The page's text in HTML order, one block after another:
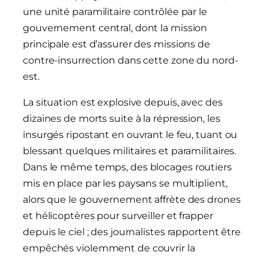
une unité paramilitaire contrôlée par le
gouvernement central, dont la mission
principale est d’assurer des missions de
contre-insurrection dans cette zone du nord-
est.
La situation est explosive depuis, avec des
dizaines de morts suite à la répression, les
insurgés ripostant en ouvrant le feu, tuant ou
blessant quelques militaires et paramilitaires.
Dans le même temps, des blocages routiers
mis en place par les paysans se multiplient,
alors que le gouvernement affrète des drones
et hélicoptères pour surveiller et frapper
depuis le ciel ; des journalistes rapportent être
empêchés violemment de couvrir la